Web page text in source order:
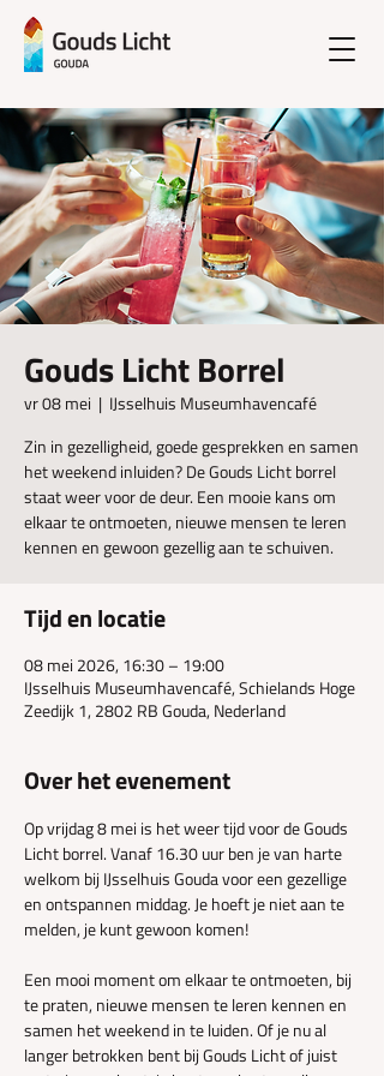
Gouds Licht Borrel
vr 08 mei
  |
IJsselhuis Museumhavencafé
Zin in gezelligheid, goede gesprekken en samen
het weekend inluiden? De Gouds Licht borrel
staat weer voor de deur. Een mooie kans om
elkaar te ontmoeten, nieuwe mensen te leren
kennen en gewoon gezellig aan te schuiven.
Tijd en locatie
08 mei 2026, 16:30 – 19:00
IJsselhuis Museumhavencafé, Schielands Hoge
Zeedijk 1, 2802 RB Gouda, Nederland
Over het evenement
Op vrijdag 8 mei is het weer tijd voor de Gouds
Licht borrel. Vanaf 16.30 uur ben je van harte
welkom bij IJsselhuis Gouda voor een gezellige
en ontspannen middag. Je hoeft je niet aan te
melden, je kunt gewoon komen!
Een mooi moment om elkaar te ontmoeten, bij
te praten, nieuwe mensen te leren kennen en
samen het weekend in te luiden. Of je nu al
langer betrokken bent bij Gouds Licht of juist